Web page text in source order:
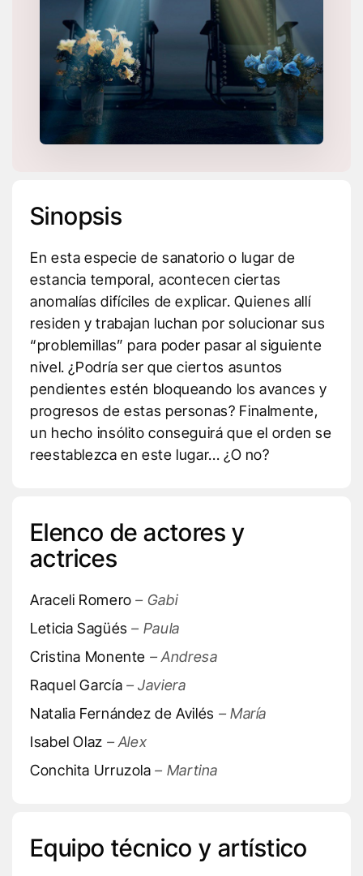
Sinopsis
En esta especie de sanatorio o lugar de
estancia temporal, acontecen ciertas
anomalías difíciles de explicar. Quienes allí
residen y trabajan luchan por solucionar sus
“problemillas” para poder pasar al siguiente
nivel. ¿Podría ser que ciertos asuntos
pendientes estén bloqueando los avances y
progresos de estas personas? Finalmente,
un hecho insólito conseguirá que el orden se
reestablezca en este lugar... ¿O no?
Elenco de actores y
actrices
Araceli Romero – Gabi
Leticia Sagüés – Paula
Cristina Monente – Andresa
Raquel García – Javiera
Natalia Fernández de Avilés – María
Isabel Olaz – Alex
Conchita Urruzola – Martina
Equipo técnico y artístico